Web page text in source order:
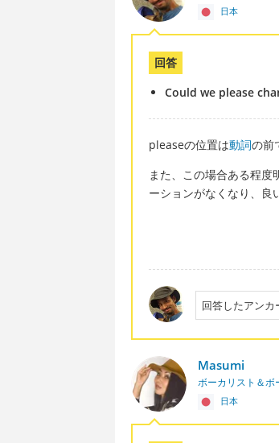
日本
回答
Could we please
pleaseの位置は動詞の前
また、この場合ある程
ーションがなくなり、良
回答したアンカ
Masumi
ボーカリスト＆ボ
日本